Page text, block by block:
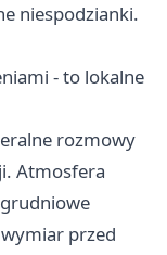
niespodzianki.
- to lokalne
rozmowy
Atmosfera
przed